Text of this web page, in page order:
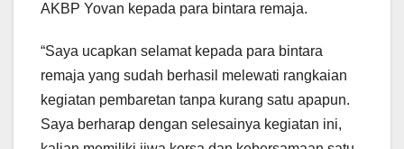
AKBP Yovan kepada para bintara remaja.
“Saya ucapkan selamat kepada para bintara
remaja yang sudah berhasil melewati rangkaian
kegiatan pembaretan tanpa kurang satu apapun.
Saya berharap dengan selesainya kegiatan ini,